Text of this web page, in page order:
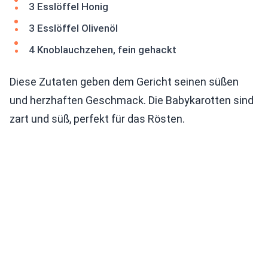
3 Esslöffel Honig
3 Esslöffel Olivenöl
4 Knoblauchzehen, fein gehackt
Diese Zutaten geben dem Gericht seinen süßen
und herzhaften Geschmack. Die Babykarotten sind
zart und süß, perfekt für das Rösten.